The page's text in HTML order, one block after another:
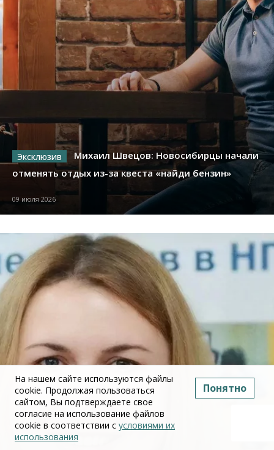
Михаил Швецов: Новосибирцы начали
отменять отдых из-за квеста «найди бензин»
09 июля 2026
На нашем сайте используются файлы
cookie. Продолжая пользоваться
сайтом, Вы подтверждаете свое
согласие на использование файлов
cookie в соответствии с условиями их
использования
Понятно